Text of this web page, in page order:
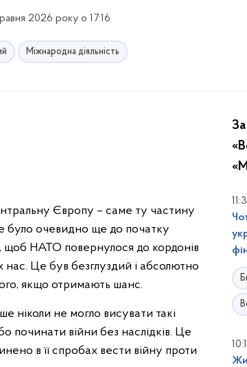
2026 року о 17:16
Міжнародна діяльність
Європу – саме ту частину
було очевидно ще до початку
щоб НАТО повернулося до кордонів
нас. Це був безглуздий і абсолютно
якщо отримають шанс.
ніколи не могло висувати такі
починати війни без наслідків. Це
в її спробах вести війну проти